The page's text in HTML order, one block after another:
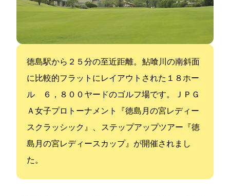
徳島駅から２５分の至近距離。 鮎喰川の南斜面
に比較的フラットにレイアウトされた１８ホー
ル ６，８００ヤードのゴルフ場です。 ＪＰＧ
Ａ女子プロトーナメント『徳島月の宮レディー
スクラッシック』、 ステップアップツアー『徳
島月の宮レディースカップ』が開催されまし
た。